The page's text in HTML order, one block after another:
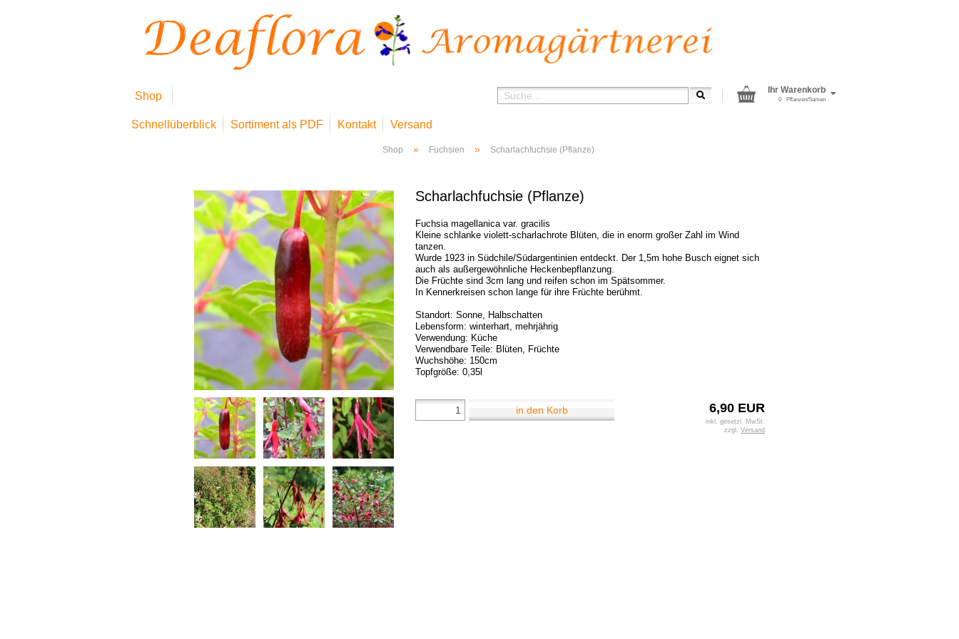
Shop
Schnellüberblick Sortiment als PDF Kontakt Versand
Ihr Warenkorb
Pflanzen/Samen
0
Shop » Fuchsien » Scharlachfuchsie (Pflanze)
Scharlachfuchsie (Pflanze)
Fuchsia magellanica var. gracilis
Kleine schlanke violett-scharlachrote Blüten, die in enorm großer Zahl im Wind
tanzen.
Wurde 1923 in Südchile/Südargentinien entdeckt. Der 1,5m hohe Busch eignet sich
auch als außergewöhnliche Heckenbepflanzung.
Die Früchte sind 3cm lang und reifen schon im Spätsommer.
In Kennerkreisen schon lange für ihre Früchte berühmt.
Standort: Sonne, Halbschatten
Lebensform: winterhart, mehrjährig
Verwendung: Küche
Verwendbare Teile: Blüten, Früchte
Wuchshöhe: 150cm
Topfgröße: 0,35l
6,90 EUR
inkl. gesetzl. MwSt.
zzgl. Versand
in den Korb